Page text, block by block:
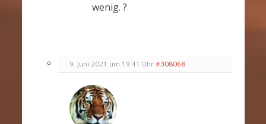
wenig. ?
9. Juni 2021 um 19:41 Uhr #308068